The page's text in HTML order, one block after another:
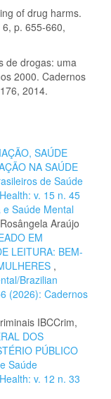
of drug harms.
p. 655-660,
de drogas: uma
2000. Cadernos
2014.
SAÚDE
NA SAÚDE
de Saúde
v. 15 n. 45
Saúde Mental
Araújo
EM
LEITURA: BEM-
,
Brazilian
(2026): Cadernos
IBCCrim,
DOS
PÚBLICO
Saúde
v. 12 n. 33